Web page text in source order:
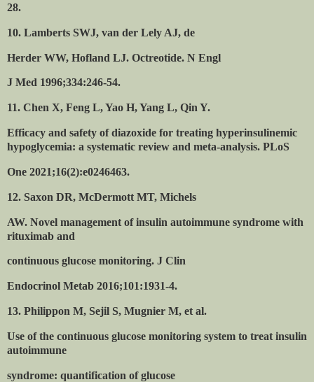
28.
10. Lamberts SWJ, van der Lely AJ, de
Herder WW, Hofland LJ. Octreotide. N Engl
J Med 1996;334:246-54.
11. Chen X, Feng L, Yao H, Yang L, Qin Y.
Efficacy and safety of diazoxide for treating hyperinsulinemic
hypoglycemia: a systematic review and meta-analysis. PLoS
One 2021;16(2):e0246463.
12. Saxon DR, McDermott MT, Michels
AW. Novel management of insulin autoimmune syndrome with
rituximab and
continuous glucose monitoring. J Clin
Endocrinol Metab 2016;101:1931-4.
13. Philippon M, Sejil S, Mugnier M, et al.
Use of the continuous glucose monitoring system to treat insulin
autoimmune
syndrome: quantification of glucose